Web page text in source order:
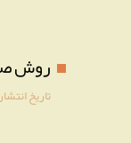
روش
تاریخ